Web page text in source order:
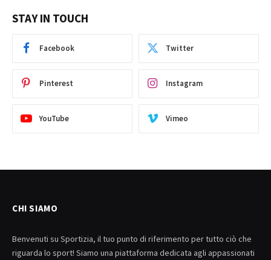
STAY IN TOUCH
Facebook Twitter
Pinterest Instagram
YouTube Vimeo
CHI SIAMO
Benvenuti su Sportizia, il tuo punto di riferimento per tutto ciò che
riguarda lo sport! Siamo una piattaforma dedicata agli appassionati